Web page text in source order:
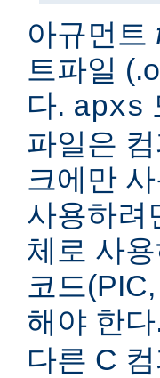
아규먼트
트파일
다. apxs
파일은
크에만
사용하려
체로 사
코드
해야 한
다른 C